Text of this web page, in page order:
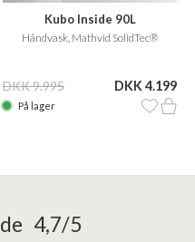
Kubo Inside 90L
Håndvask, Mathvid SolidTec®
DKK 9.995 DKK 4.199
På lager
4,7/5